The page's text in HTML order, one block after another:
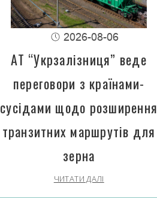
2026-08-06
АТ “Укрзалізниця” веде
переговори з країнами-
сусідами щодо розширення
транзитних маршрутів для
зерна
ЧИТАТИ ДАЛІ